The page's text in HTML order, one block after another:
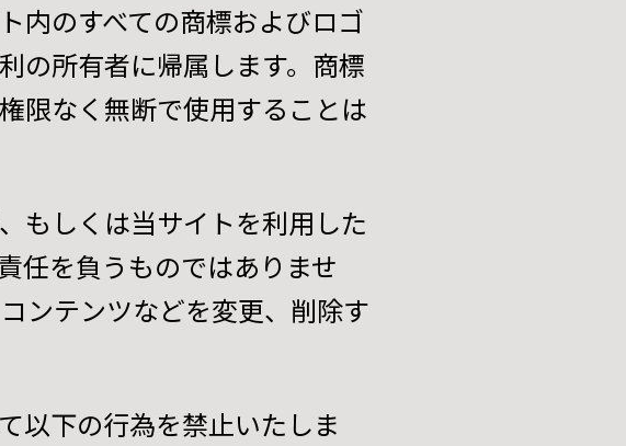
内のすべての商標およびロゴ
の所有者に帰属します。商標
限なく無断で使用することは
もしくは当サイトを利用した
任を負うものではありませ
ンテンツなどを変更、削除す
以下の行為を禁止いたしま